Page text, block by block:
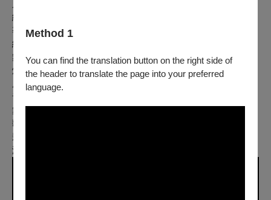
Method 1
You can find the translation button on the right side of
the header to translate the page into your preferred
language.
編 導：謝念祖
導 演：呂曼茵
編 劇：王慕天
舞台設計：張哲龍
燈光設計：黃諾行
服裝設計：陳佳敏
音樂設計：天韻合唱團
舞蹈設計：郭靜婷
歌唱指導：魏世芬
影像設計：羅士翔
演 出 者：天韻合唱團、空中英語教室師資群